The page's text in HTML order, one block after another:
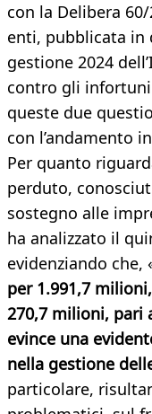
con la Delibera
enti, pubblicata in
gestione 2024
contro gli
queste due
con l’andamento
Per quanto
perduto,
sostegno alle
ha analizzato il
evidenziando che,
per 1.991,7
270,7 milioni, pari
evince una
nella gestione
particolare,